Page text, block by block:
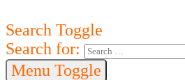
Search Toggle
Search for:
Menu Toggle